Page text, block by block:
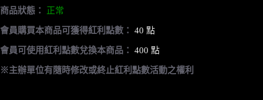
商品狀態： 正常
會員購買本商品可獲得紅利點數： 40 點
會員可使用紅利點數兌換本商品： 400 點
※主辦單位有隨時修改或終止紅利點數活動之權利